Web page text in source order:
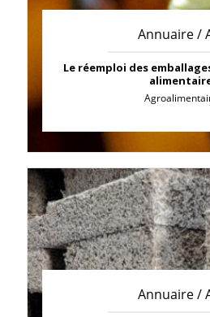
Annuaire /
Le réemploi des
Annuaire /